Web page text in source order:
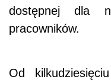
dostępnej dla
pracowników.
Od